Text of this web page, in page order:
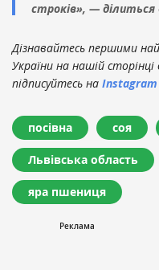
строків», — ділиться
Дізнавайтесь першими
України на нашій сторінці
підписуйтесь на
посівна соя
Львівська область
яра пшениця